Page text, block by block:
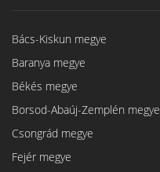
Bács-Kiskun megye
Baranya megye
Békés megye
Borsod-Abaúj-Zemplén megye
Csongrád megye
Fejér megye